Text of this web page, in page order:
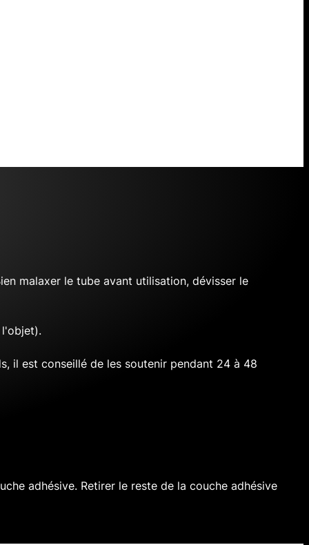
malaxer le tube avant utilisation, dévisser le
l'objet).
il est conseillé de les soutenir pendant 24 à 48
adhésive. Retirer le reste de la couche adhésive